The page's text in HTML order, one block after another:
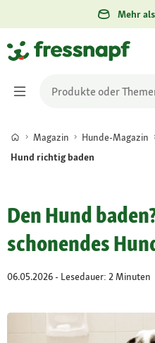
Mehr
Magazin Hunde-Magazin
Hund richtig baden
Den Hund
schonendes
06.05.2026 - Lesedauer: 2 Minuten